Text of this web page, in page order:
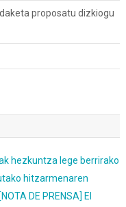
proposatu dizkiogu
hezkuntza lege berrirako
hitzarmenaren
[NOTA DE PRENSA] El